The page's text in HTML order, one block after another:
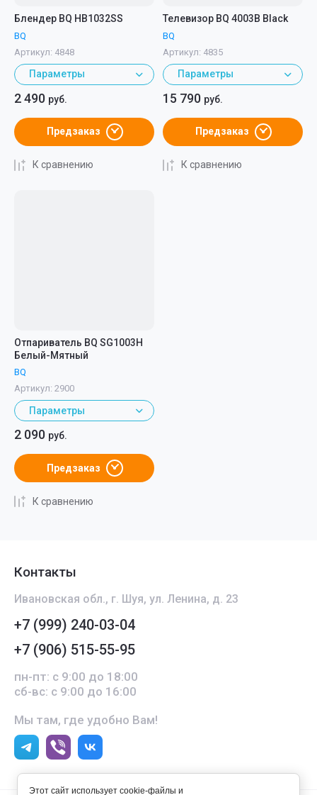
Блендер BQ HB1032SS
BQ
Артикул: 4848
Параметры
2 490 руб.
Предзаказ
К сравнению
Телевизор BQ 4003B Black
BQ
Артикул: 4835
Параметры
15 790 руб.
Предзаказ
К сравнению
Отпариватель BQ SG1003H
Белый-Мятный
BQ
Артикул: 2900
Параметры
2 090 руб.
Предзаказ
К сравнению
Контакты
Ивановская обл., г. Шуя, ул. Ленина, д. 23
+7 (999) 240-03-04
+7 (906) 515-55-95
пн-пт: с 9:00 до 18:00
сб-вс: с 9:00 до 16:00
Мы там, где удобно Вам!
Этот сайт использует cookie-файлы и